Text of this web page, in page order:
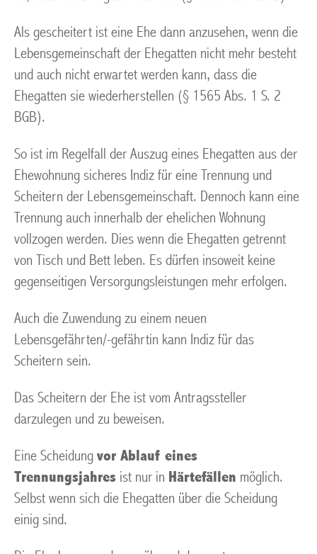
Als gescheitert ist eine Ehe dann anzusehen, wenn die
Lebensgemeinschaft der Ehegatten nicht mehr besteht
und auch nicht erwartet werden kann, dass die
Ehegatten sie wiederherstellen (§ 1565 Abs. 1 S. 2
BGB).
So ist im Regelfall der Auszug eines Ehegatten aus der
Ehewohnung sicheres Indiz für eine Trennung und
Scheitern der Lebensgemeinschaft. Dennoch kann eine
Trennung auch innerhalb der ehelichen Wohnung
vollzogen werden. Dies wenn die Ehegatten getrennt
von Tisch und Bett leben. Es dürfen insoweit keine
gegenseitigen Versorgungsleistungen mehr erfolgen.
Auch die Zuwendung zu einem neuen
Lebensgefährten/-gefährtin kann Indiz für das
Scheitern sein.
Das Scheitern der Ehe ist vom Antragssteller
darzulegen und zu beweisen.
Eine Scheidung vor Ablauf eines
Trennungsjahres ist nur in Härtefällen möglich.
Selbst wenn sich die Ehegatten über die Scheidung
einig sind.